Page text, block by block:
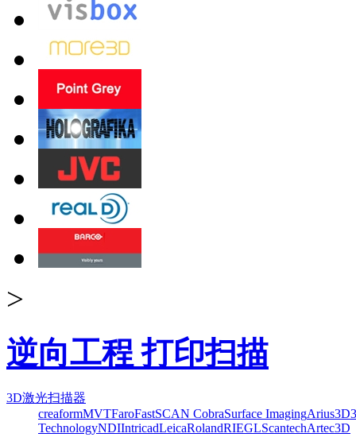
>
逆向工程 打印扫描
3D激光扫描器
creaformMVTFaroFastSCAN CobraSurface ImagingArius3D
TechnologyNDIIntricadLeicaRolandRIEGLScantechArtec3D